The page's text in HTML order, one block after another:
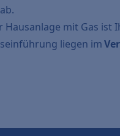
Hausanlage mit Gas ist
liegen im